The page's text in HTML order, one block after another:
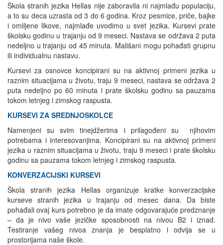
Škola stranih jezika Hellas nije zaboravila ni najmlađu populaciju,
a to su deca uzrasta od 3 do 6 godina. Kroz pesmice, priče, bajke
i omiljene likove, najmlađe uvodimo u svet jezika. Kursevi prate
školsku godinu u trajanju od 9 meseci. Nastava se održava 2 puta
nedeljno u trajanju od 45 minuta. Mališani mogu pohađati grupnu
ili individualnu nastavu.
Kursevi za osnovce koncipirani su na aktivnoj primeni jezika u
raznim situacijama u životu, traju 9 meseci, nastava se održava 2
puta nedeljno po 60 minuta i prate školsku godinu sa pauzama
tokom letnjeg i zimskog raspusta.
KURSEVI ZA SREDNJOSKOLCE
Namenjeni su svim tinejdžerima i prilagođeni su njihovim
potrebama i interesovanjima. Koncipirani su na aktivnoj primeni
jezika u raznim situacijama u životu, traju 9 meseci i prate školsku
godinu sa pauzama tokom letnjeg i zimskog raspusta.
KONVERZACIJSKI KURSEVI
Škola stranih jezika Hellas organizuje kratke konverzacijske
kurseve stranih jezika u trajanju od mesec dana. Da biste
pohađali ovaj kurs potrebno je da imate odgovarajuće predznanje
– da je nivo vaše jezičke sposobnosti na nivou B2 i iznad.
Testiranje vašeg nivoa znanja je besplatno i odvija se u
prostorijama naše škole.